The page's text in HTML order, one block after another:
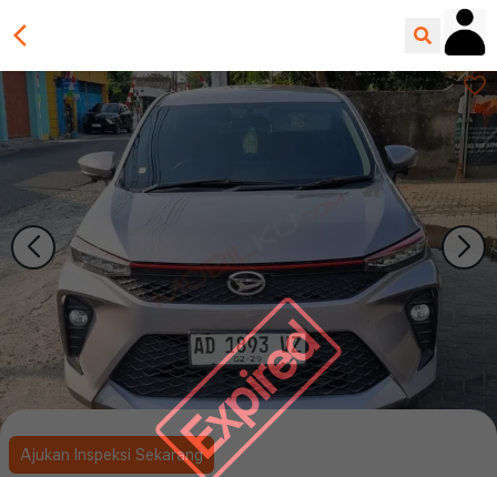
Expired
Ajukan Inspeksi Sekarang